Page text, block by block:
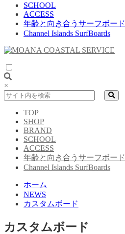
SCHOOL
ACCESS
年齢と向き合うサーフボード
Channel Islands SurfBoards
×
TOP
SHOP
BRAND
SCHOOL
ACCESS
年齢と向き合うサーフボード
Channel Islands SurfBoards
ホーム
NEWS
カスタムボード
カスタムボード